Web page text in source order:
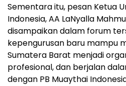
Sementara itu, pesan Ketua
Indonesia, AA LaNyalla
disampaikan dalam forum
kepengurusan baru mampu
Sumatera Barat menjadi
profesional, dan berjalan
dengan PB Muaythai